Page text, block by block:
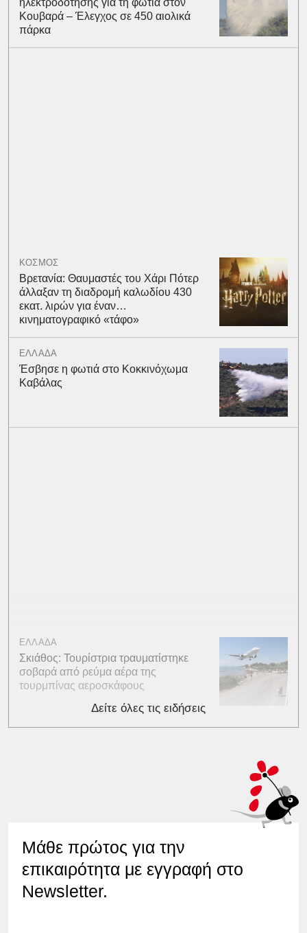
Κουβαρά – Έλεγχος σε 450 αιολικά
πάρκα
ΚΟΣΜΟΣ
Βρετανία: Θαυμαστές του Χάρι Πότερ
άλλαξαν τη διαδρομή καλωδίου 430
εκατ. λιρών για έναν…
κινηματογραφικό «τάφο»
ΕΛΛΑΔΑ
Έσβησε η φωτιά στο Κοκκινόχωμα
Καβάλας
ΕΛΛΑΔΑ
Σκιάθος: Τουρίστρια τραυματίστηκε
σοβαρά από ρεύμα αέρα της
τουρμπίνας αεροσκάφους
Δείτε όλες τις ειδήσεις
Μάθε πρώτος για την
επικαιρότητα με εγγραφή στο
Newsletter.